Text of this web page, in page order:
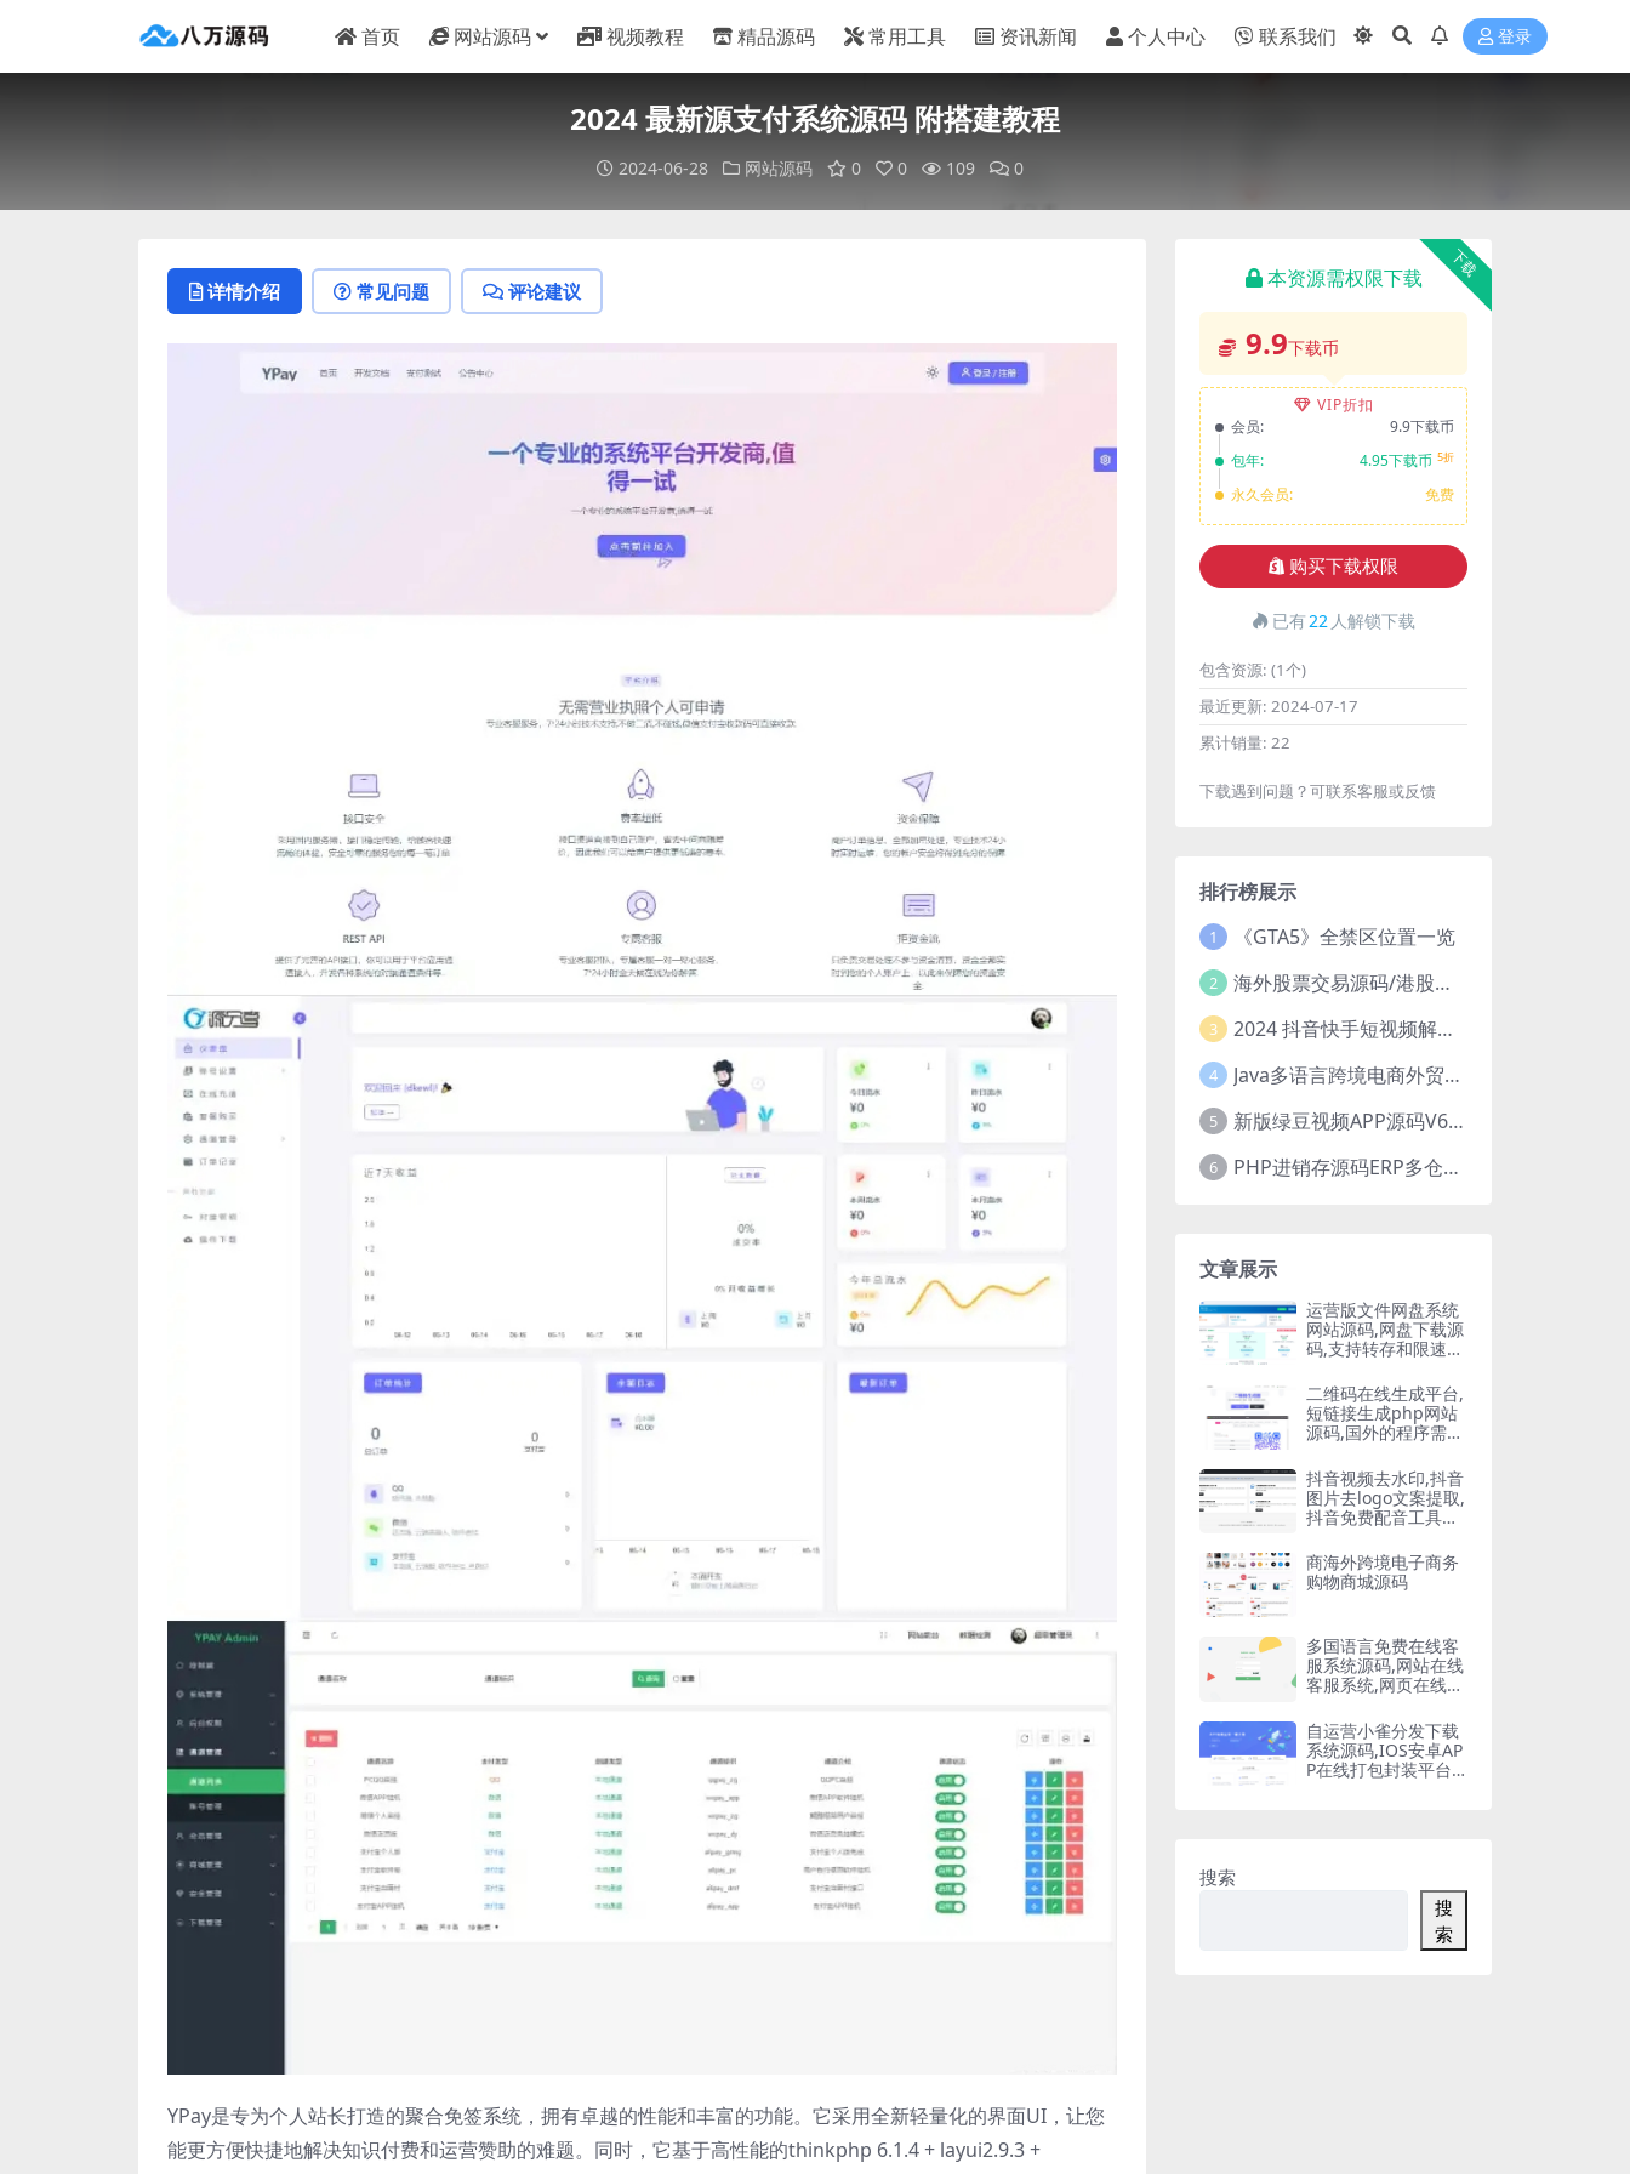
首页 网站源码 视频教程 精品源码 常用工具 资讯新闻 个人中心 联系我们 登录
2024 最新源支付系统源码 附搭建教程
2024-06-28 网站源码 0 0 109 0
详情介绍 常见问题 评论建议
YPay是专为个人站长打造的聚合免签系统，拥有卓越的性能和丰富的功能。它采用全新轻量化的界面UI，让您
能更方便快捷地解决知识付费和运营赞助的难题。同时，它基于高性能的thinkphp 6.1.4 + layui2.9.3 +
下载
本资源需权限下载
9.9下载币
VIP折扣
会员:
9.9下载币
包年:
4.95下载币 5折
永久会员: 免费
购买下载权限
已有22 人解锁下载
包含资源: (1个)
最近更新: 2024-07-17
累计销量: 22
下载遇到问题？可联系客服或反馈
排行榜展示
1 《GTA5》全禁区位置一览
2 海外股票交易源码/港股泰股/美股源码/印度股源码/马拉西亚股票源码/国际股票配资
3 2024 抖音快手短视频解析去水印php源码
4 Java多语言跨境电商外贸商城TikToKshop内嵌商城I商家入驻I一键铺
5 新版绿豆视频APP源码V6.6 免授权插件版
6 PHP进销存源码ERP多仓库管理系统 手机版进销存 php网络版进销存小程序
文章展示
运营版文件网盘系统
网站源码,网盘下载源
码,支持转存和限速下
二维码在线生成平台,
短链接生成php网站
源码,国外的程序需要
抖音视频去水印,抖音
图片去logo文案提取,
抖音免费配音工具大
商海外跨境电子商务
购物商城源码
多国语言免费在线客
服系统源码,网站在线
客服系统,网页在线客
平台
自运营小雀分发下载
系统源码,IOS安卓AP
P在线打包封装平台,
搜索
搜
索